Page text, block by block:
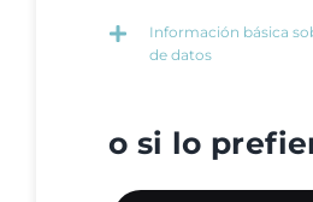
Información básica
de datos
o si lo